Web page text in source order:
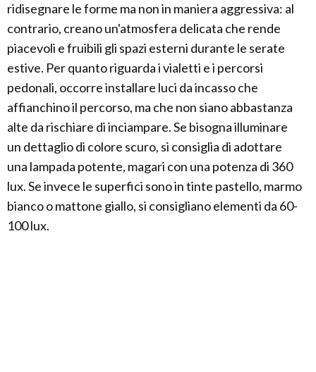
ridisegnare le forme ma non in maniera aggressiva: al
contrario, creano un'atmosfera delicata che rende
piacevoli e fruibili gli spazi esterni durante le serate
estive. Per quanto riguarda i vialetti e i percorsi
pedonali, occorre installare luci da incasso che
affianchino il percorso, ma che non siano abbastanza
alte da rischiare di inciampare. Se bisogna illuminare
un dettaglio di colore scuro, si consiglia di adottare
una lampada potente, magari con una potenza di 360
lux. Se invece le superfici sono in tinte pastello, marmo
bianco o mattone giallo, si consigliano elementi da 60-
100 lux.